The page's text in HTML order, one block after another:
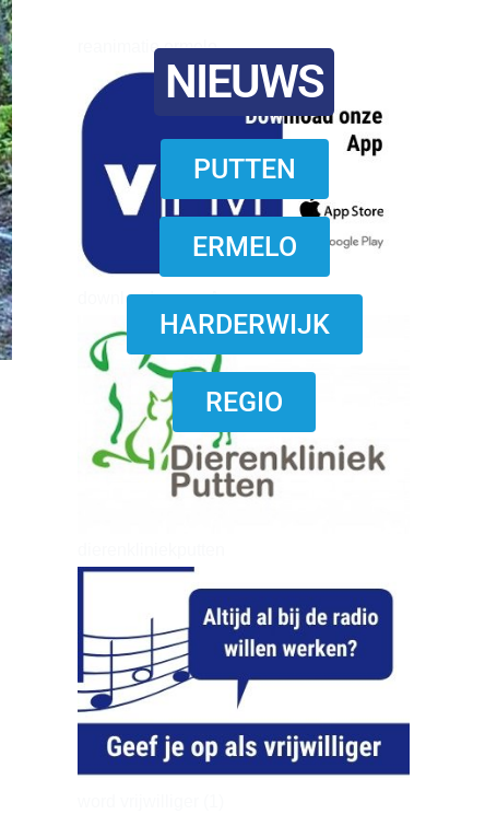
reanimatie ermelo
download onzze App
NIEUWS
PUTTEN
ERMELO
HARDERWIJK
REGIO